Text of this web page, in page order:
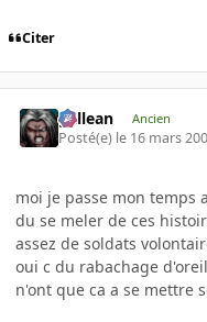
Citer
gallean Ancien
Posté(e) le 16 mars
moi je passe mon temps
du se meler de ces
assez de soldats
oui c du rabachage
n'ont que ca a se mettre